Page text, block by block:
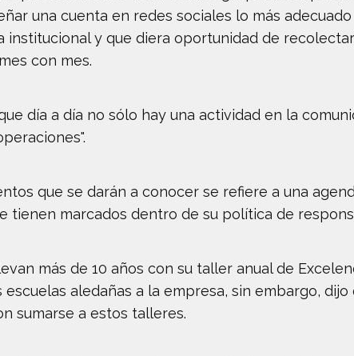
una cuenta en redes sociales lo más
y que diera oportunidad de
con mes.
día a día no sólo hay una actividad en la
que se darán a conocer se refiere a una
tienen marcados dentro de su política de
más de 10 años con su taller anual de
aledañas a la empresa, sin embargo,
sumarse a estos talleres.